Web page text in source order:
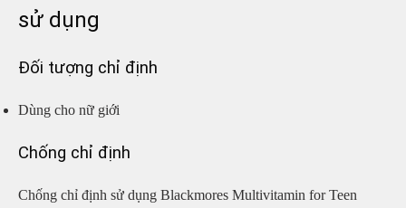
sử dụng
Đối tượng chỉ định
Dùng cho nữ giới
Chống chỉ định
Chống chỉ định sử dụng Blackmores Multivitamin for Teen